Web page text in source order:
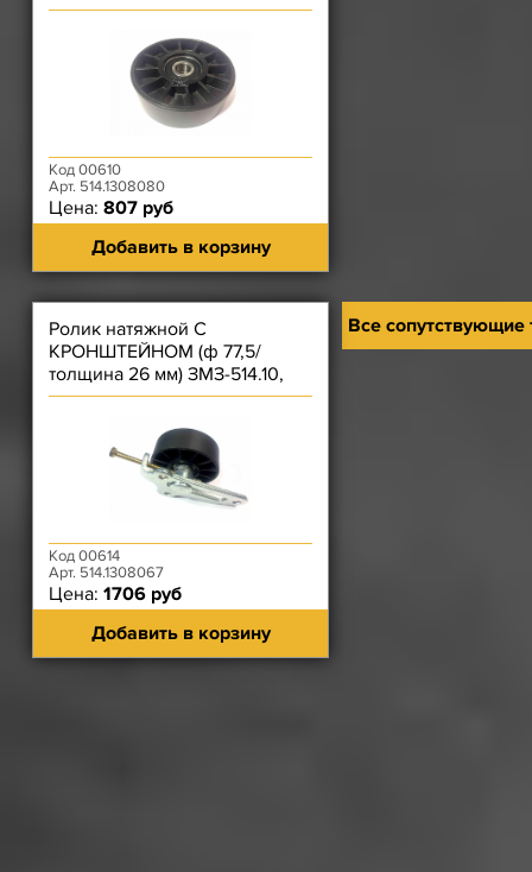
5143.10-41, 5143.10-50 5143.10-
Код 00610
Арт. 514.1308080
Цена: 807 руб
Добавить в корзину
Ролик натяжной С
КРОНШТЕЙНОМ (ф 77,5/
толщина 26 мм) ЗМЗ-514.10,
5143.10-41, 5143.10-50, 5143.10-
Код 00614
Арт. 514.1308067
Цена: 1706 руб
Добавить в корзину
Все сопутствующие